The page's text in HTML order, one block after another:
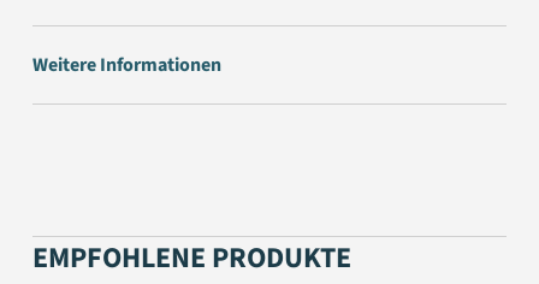
Weitere Informationen
EMPFOHLENE PRODUKTE